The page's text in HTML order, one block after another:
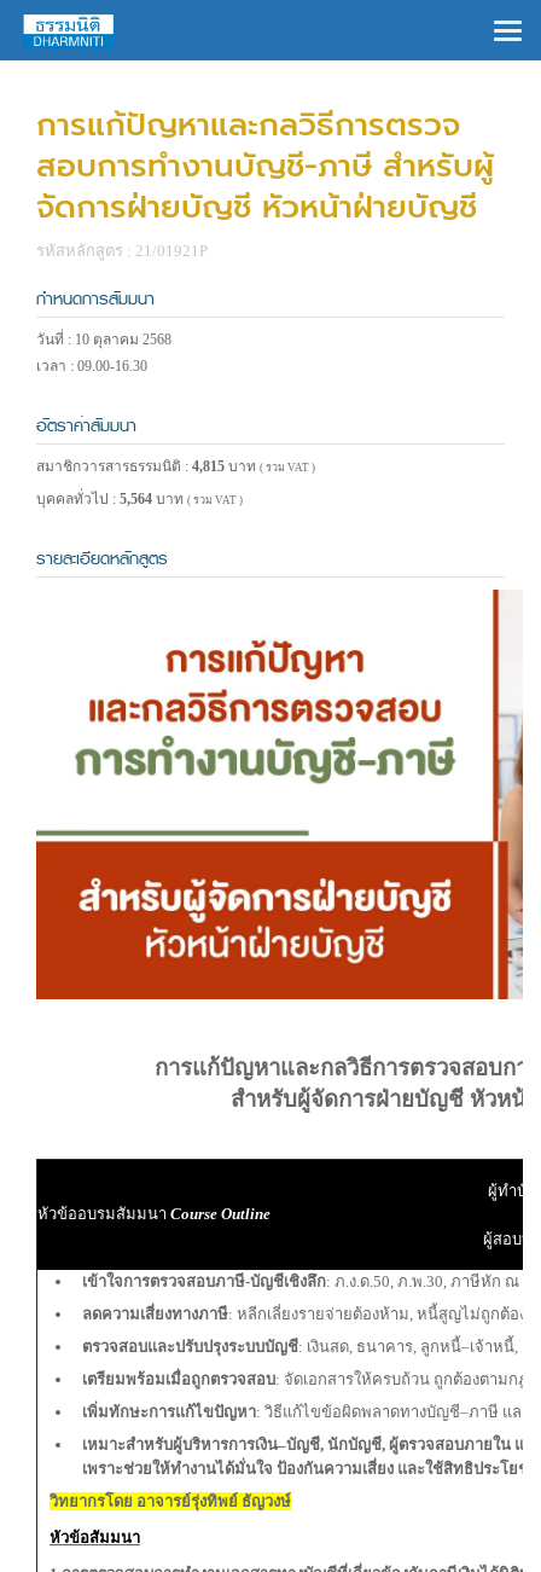
การแก้ปัญหาและกลวิธีการตรวจ
สอบการทำงานบัญชี-ภาษี สำหรับผู้
จัดการฝ่ายบัญชี หัวหน้าฝ่ายบัญชี
รหัสหลักสูตร : 21/01921P
กำหนดการสัมมนา
วันที่ : 10 ตุลาคม 2568
เวลา : 09.00-16.30
อัตราค่าสัมมนา
สมาชิกวารสารธรรมนิติ : 4,815 บาท ( รวม VAT )
บุคคลทั่วไป : 5,564 บาท ( รวม VAT )
รายละเอียดหลักสูตร
การแก้ปัญหาและกลวิธีการตรวจสอบก
สำหรับผู้จัดการฝ่ายบัญชี หัวหน้
หัวข้ออบรมสัมมนา Course Outline
ผู้ทำบั
ผู้สอบบั
เข้าใจการตรวจสอบภาษี-บัญชีเชิงลึก: ภ.ง.ด.50, ภ.พ.30, ภาษีหัก ณ
ลดความเสี่ยงทางภาษี: หลีกเลี่ยงรายจ่ายต้องห้าม, หนี้สูญไม่ถูกต้อง,
ตรวจสอบและปรับปรุงระบบบัญชี: เงินสด, ธนาคาร, ลูกหนี้–เจ้าหนี้,
เตรียมพร้อมเมื่อถูกตรวจสอบ: จัดเอกสารให้ครบถ้วน ถูกต้องตามก
เพิ่มทักษะการแก้ไขปัญหา: วิธีแก้ไขข้อผิดพลาดทางบัญชี–ภาษี และ
เหมาะสำหรับผู้บริหารการเงิน–บัญชี, นักบัญชี, ผู้ตรวจสอบภายใน แ
เพราะช่วยให้ทำงานได้มั่นใจ ป้องกันความเสี่ยง และใช้สิทธิประโยช
วิทยากรโดย อาจารย์รุ่งทิพย์ ธัญวงษ์
หัวข้อสัมมนา
×